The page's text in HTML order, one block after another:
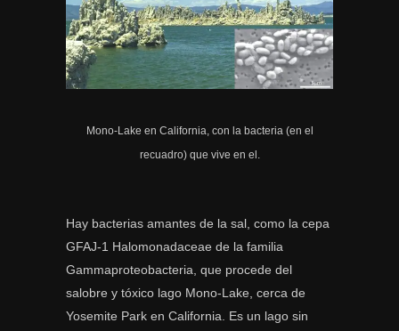
Mono-Lake en California, con la bacteria (en el
recuadro) que vive en el.
Hay bacterias amantes de la sal, como la cepa
GFAJ-1 Halomonadaceae de la familia
Gammaproteobacteria, que procede del
salobre y tóxico lago Mono-Lake, cerca de
Yosemite Park en California. Es un lago sin